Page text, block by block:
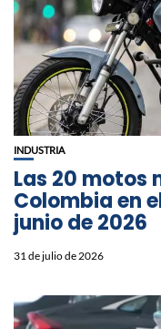
INDUSTRIA
Las 20 motos
Colombia en
junio de 2026
31 de julio de 2026